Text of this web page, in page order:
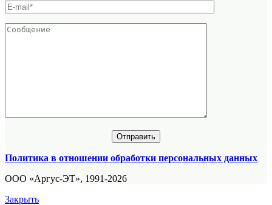
Политика в отношении обработки персональных данных
ООО «Аргус-ЭТ», 1991-2026
Закрыть